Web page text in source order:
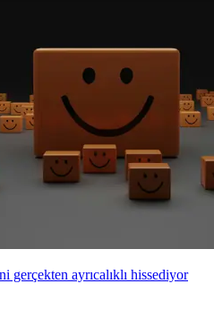
ayrıcalıklı hissediyor